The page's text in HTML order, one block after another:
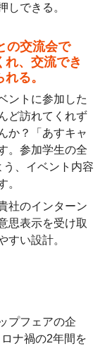
しできる。
の交流会で
れ、交流でき
る。
ントに参加した
ど訪れてくれず
か？「あすキャ
。参加学生の全
、イベント内容
。
社のインターン
思表示を受け取
すい設計。
プフェアの企
ナ禍の2年間を